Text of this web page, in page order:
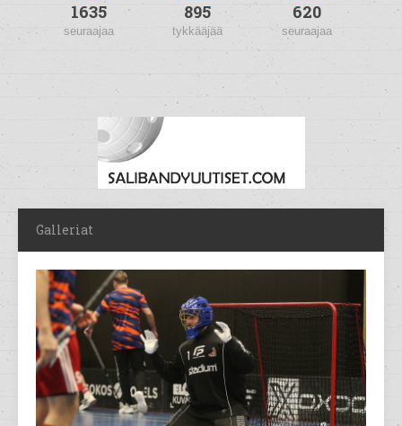
1635
seuraajaa
895
tykkääjää
620
seuraajaa
Galleriat